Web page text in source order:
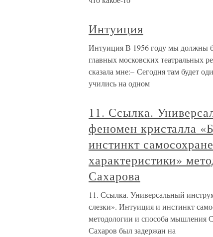
Интуиция
Интуиция В 1956 году мы должны
главных московских театральных
сказала мне:– Сегодня там будет
учились на одном
11. Ссылка.
феномен кристалла
инстинкт
характеристики»
Сахарова
11. Ссылка. Универсальный
слезки». Интуиция и инстинкт
методологии и способа мышления
Сахаров был задержан на